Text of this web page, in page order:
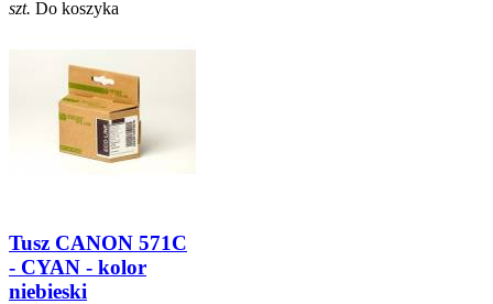
szt. Do koszyka
Tusz CANON 571C
- CYAN - kolor
niebieski